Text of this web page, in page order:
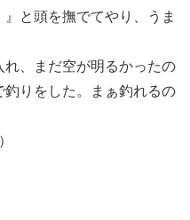
と頭を撫でてやり、うま
、まだ空が明るかったの
りをした。まぁ釣れるの